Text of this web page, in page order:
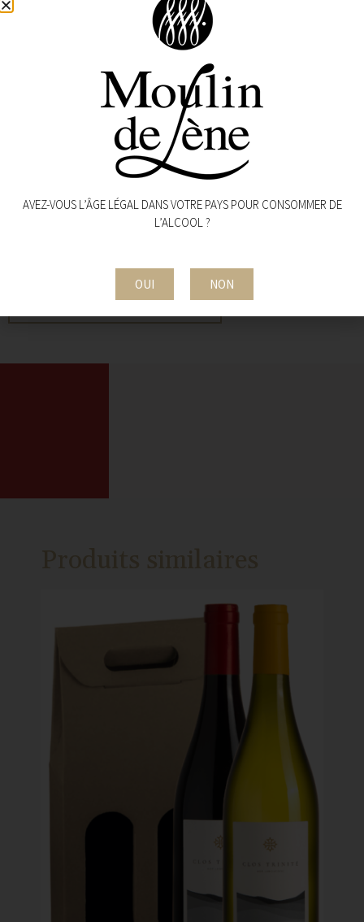
ACCORDS METS & VINS
Poissons en sauce, viandes blanches, cuisine asiatique.
CONDITIONNEMENT
Bouchon liège
AVEZ-VOUS L’ÂGE LÉGAL DANS VOTRE PAYS POUR CONSOMMER DE
L’ALCOOL ?
OUI NON